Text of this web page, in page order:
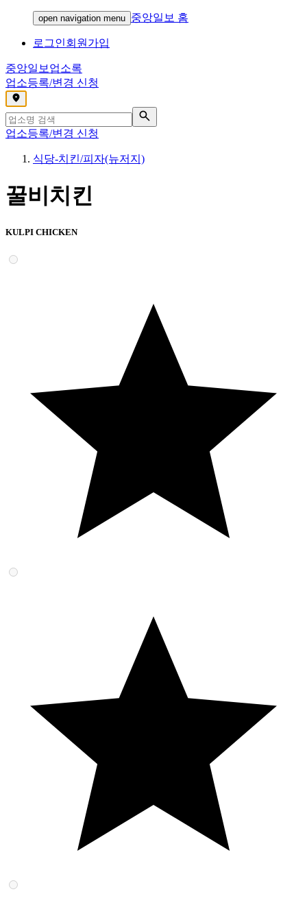
open navigation menu 중앙일보 홈
로그인회원가입
중앙일보 업소록
업소등록/변경 신청
,
업소등록/변경 신청
식당-치킨/피자(뉴저지)
꿀비치킨
KULPI CHICKEN